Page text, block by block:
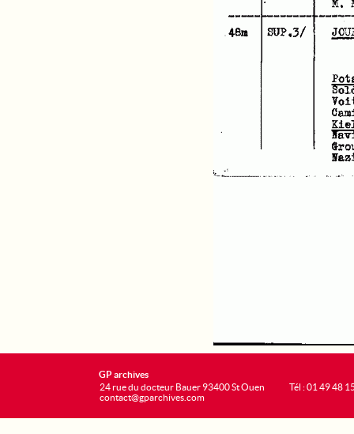
GP archives
24 rue du docteur Bauer 93400 St Ouen
contact@gparchives.com
Tél : 01 49 48